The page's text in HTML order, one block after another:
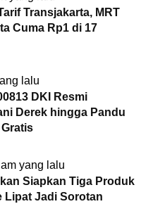
Transjakarta, MRT
Cuma Rp1 di 17
lalu
DKI Resmi
Derek hingga Pandu
yang lalu
Siapkan Tiga Produk
Lipat Jadi Sorotan